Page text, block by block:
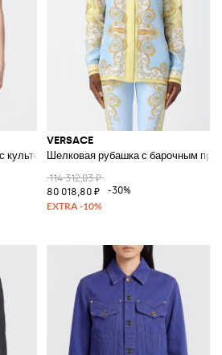
культовым принтом Greca и завязками
VERSACE
Шелковая рубашка с барочным
114 312,03 ₽
80 018,80 ₽
-30%